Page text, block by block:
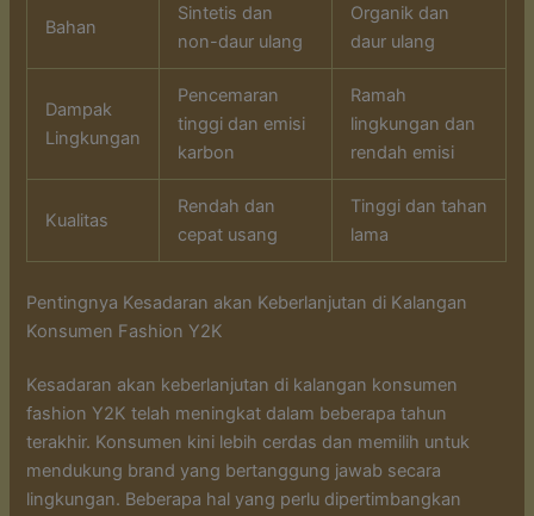
Bahan
Sintetis dan
non-daur ulang
Organik dan
daur ulang
Dampak
Lingkungan
Pencemaran
tinggi dan emisi
karbon
Ramah
lingkungan dan
rendah emisi
Kualitas
Rendah dan
cepat usang
Tinggi dan tahan
lama
Pentingnya Kesadaran akan Keberlanjutan di Kalangan
Konsumen Fashion Y2K
Kesadaran akan keberlanjutan di kalangan konsumen
fashion Y2K telah meningkat dalam beberapa tahun
terakhir. Konsumen kini lebih cerdas dan memilih untuk
mendukung brand yang bertanggung jawab secara
lingkungan. Beberapa hal yang perlu dipertimbangkan